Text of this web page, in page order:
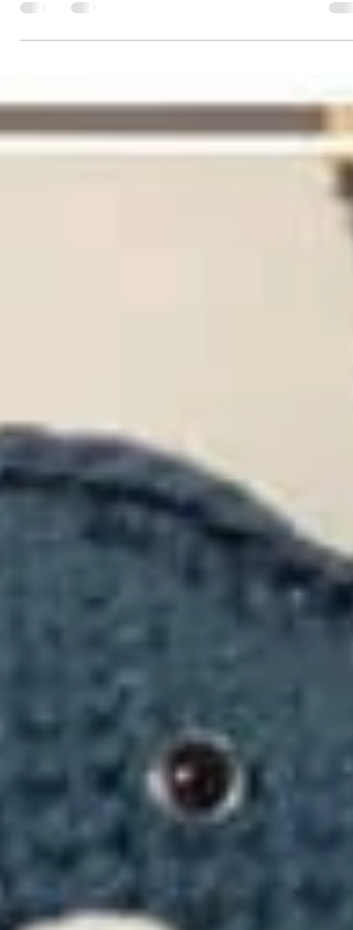
in een nieuw jasje gegooid.
Collega Heidi is zwanger en ik